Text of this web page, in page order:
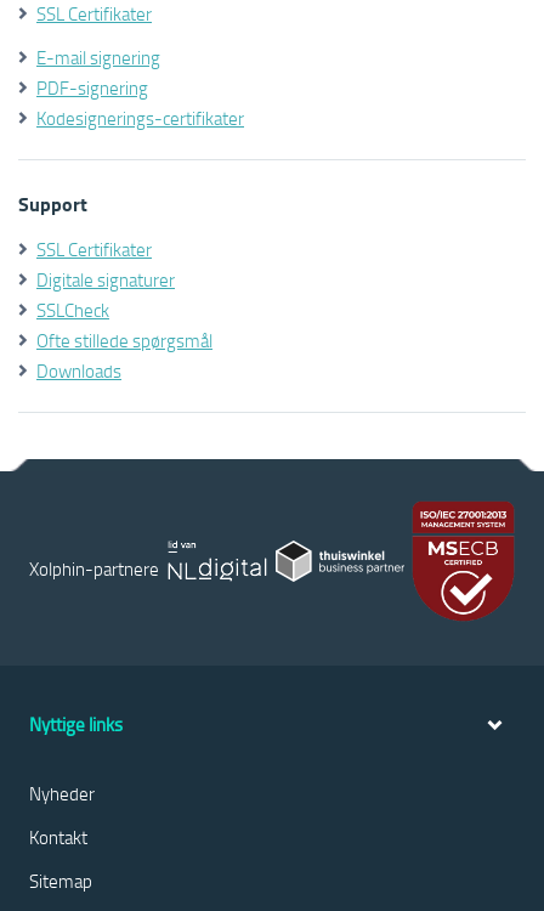
SSL Certifikater
E-mail signering
PDF-signering
Kodesignerings-certifikater
Support
SSL Certifikater
Digitale signaturer
SSLCheck
Ofte stillede spørgsmål
Downloads
Xolphin-partnere
Nyttige links
Nyheder
Kontakt
Sitemap